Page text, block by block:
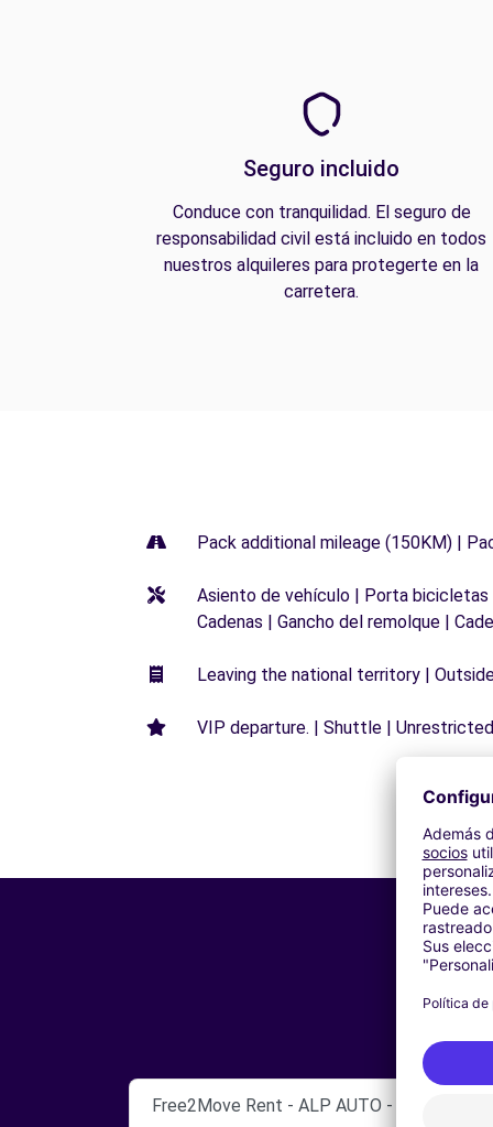
Seguro incluido
Conduce con tranquilidad. El seguro de
responsabilidad civil está incluido en todos
nuestros alquileres para protegerte en la
carretera.
Pack additional mileage (150KM) |
Asiento de vehículo | Porta bicicletas
Cadenas | Gancho del remolque |
Leaving the national territory |
VIP departure. | Shuttle |
Free2Move Rent - ALP AUTO - SEVRIER (C)